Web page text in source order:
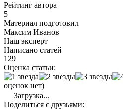
Рейтинг автора
5
Материал подготовил
Максим Иванов
Наш эксперт
Написано статей
129
Оценка статьи:
оценок нет)
Загрузка...
Поделиться с друзьями: